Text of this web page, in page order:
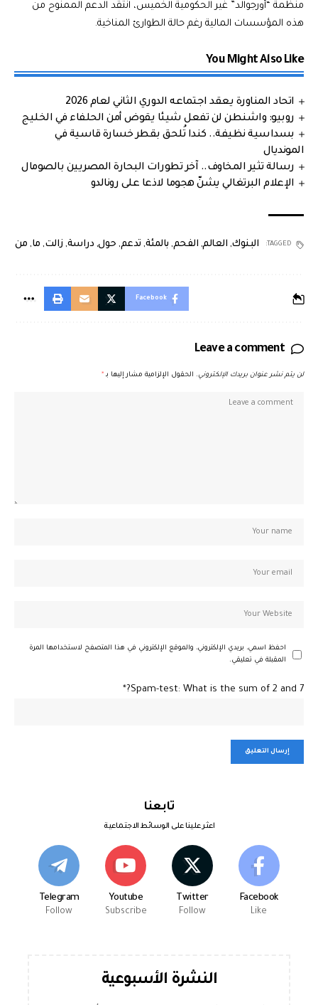
منظمة “أورجوالد” غير الحكومية الخميس، انتقد الدعم الممنوح من
هذه المؤسسات المالية رغم حالة الطوارئ المناخية.
You Might Also Like
اتحاد المناورة يعقد اجتماعه الدوري الثاني لعام 2026
روبيو: واشنطن لن تفعل شيئا يقوض أمن الحلفاء في الخليج
بسداسية نظيفة.. كندا تُلحق بقطر خسارة قاسية في
المونديال
رسالة تثير المخاوف.. آخر تطورات البحارة المصريين بالصومال
الإعلام البرتغالي يشنّ هجوما لاذعا على رونالدو
TAGGED: البنوك, العالم, الفحم, بالمئة, تدعم, حول, دراسة, زالت, ما, من
Facebook
Leave a comment
لن يتم نشر عنوان بريدك الإلكتروني. الحقول الإلزامية مشار إليها بـ *
احفظ اسمي، بريدي الإلكتروني، والموقع الإلكتروني في هذا المتصفح لاستخدامها المرة
المقبلة في تعليقي.
Spam-test: What is the sum of 2 and 7?*
تابعنا
اعثر علينا على الوسائط الاجتماعية
Facebook
Like
Twitter
Follow
Youtube
Subscribe
Telegram
Follow
النشرة الأسبوعية